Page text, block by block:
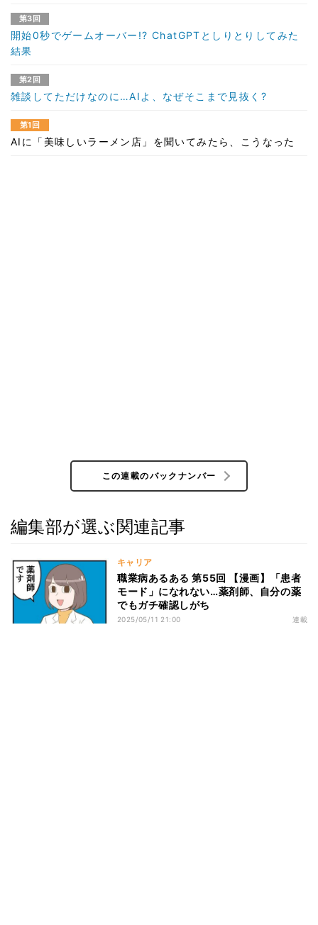
第3回
開始0秒でゲームオーバー!? ChatGPTとしりとりしてみた
結果
第2回
雑談してただけなのに…AIよ、なぜそこまで見抜く?
第1回
AIに「美味しいラーメン店」を聞いてみたら、こうなった
この連載のバックナンバー
編集部が選ぶ関連記事
キャリア
職業病あるある 第55回 【漫画】「患者
モード」になれない…薬剤師、自分の薬
でもガチ確認しがち
2025/05/11 21:00 連載